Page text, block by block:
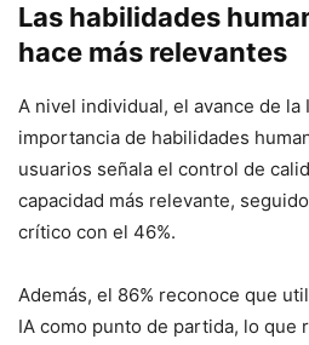
Las habilidades
hace más relevantes
A nivel individual, el avance de la
importancia de habilidades
usuarios señala el control de
capacidad más relevante,
crítico con el 46%.
Además, el 86% reconoce que
IA como punto de partida, lo que